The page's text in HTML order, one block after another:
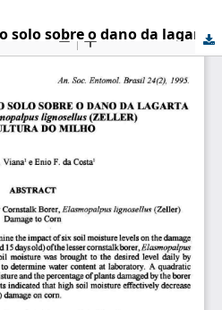
Efeito da umidade do solo sobre o dano da lagarta elasmo, Elasmopalpus lignoselius (Zeller) na cultura do milho